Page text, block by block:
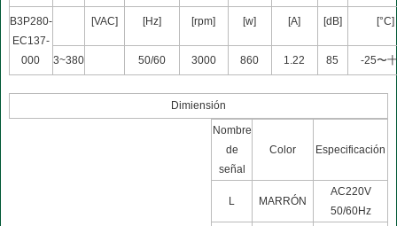
B3P280-
EC137-
000
[VAC] [Hz] [rpm] [w] [A] [dB] [°C]
3~380 50/60 3000 860 1.22 85 -25〜
Dimiensión
Nombre
de
señal
Color Especificación
L MARRÓN
AC220V
50/60Hz